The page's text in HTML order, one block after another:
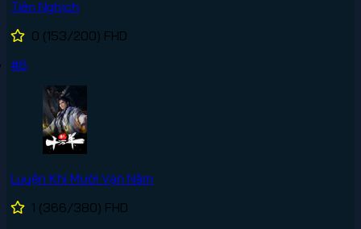
Tiên Nghịch
0 (153/200) FHD
#6
Luyện Khí Mười Vạn Năm
1 (366/380) FHD